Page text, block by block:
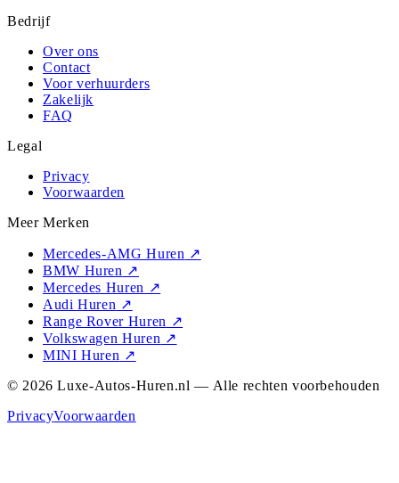
Bedrijf
Over ons
Contact
Voor verhuurders
Zakelijk
FAQ
Legal
Privacy
Voorwaarden
Meer Merken
Mercedes-AMG Huren ↗
BMW Huren ↗
Mercedes Huren ↗
Audi Huren ↗
Range Rover Huren ↗
Volkswagen Huren ↗
MINI Huren ↗
© 2026 Luxe-Autos-Huren.nl — Alle rechten voorbehouden
PrivacyVoorwaarden